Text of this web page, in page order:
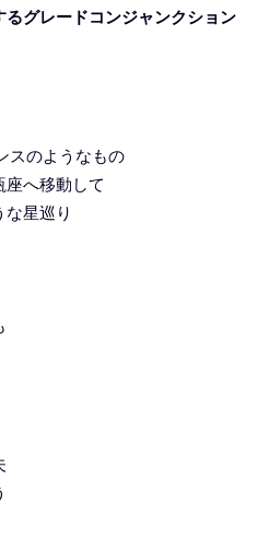
グレードコンジャンクション
スのようなもの
へ移動して
星巡り